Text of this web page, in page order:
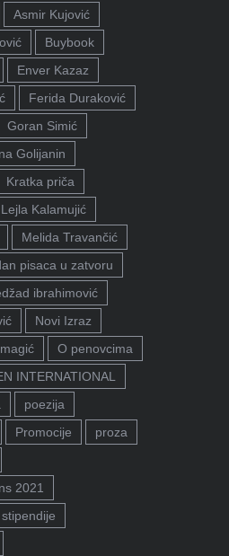
Asmir Kujović
Buybook
Enver Kazaz
Ferida Duraković
Goran Simić
Golijanin
Kratka priča
Lejla Kalamujić
Melida Travančić
pisaca u zatvoru
ibrahimović
Novi Izraz
O penovcima
INTERNATIONAL
poezija
Promocije
proza
2021